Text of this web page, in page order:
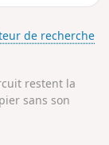
de recherche
restent la
sans son